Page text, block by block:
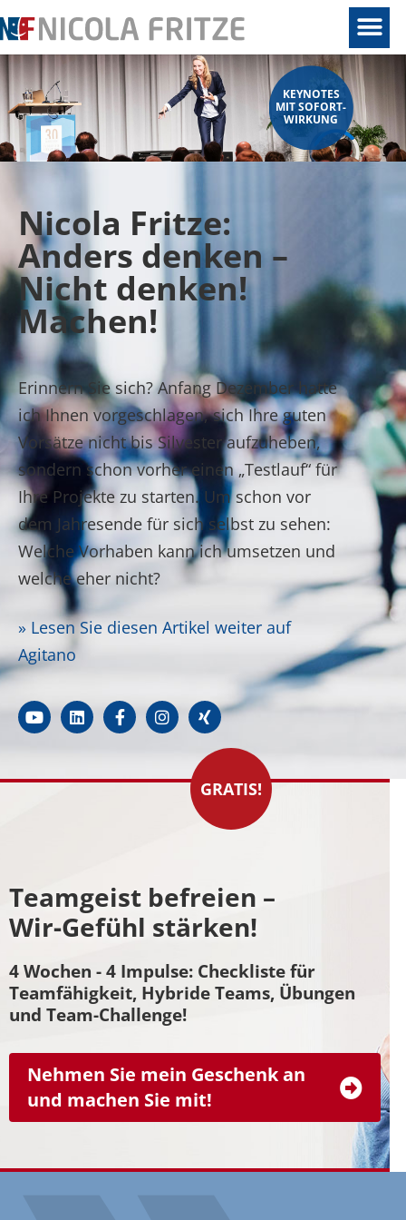
KEYNOTES
MIT SOFORT-
WIRKUNG
Nicola Fritze:
Anders denken –
Nicht denken!
Machen!
Erinnern Sie sich? Anfang Dezember hatte
ich Ihnen vorgeschlagen, sich Ihre guten
Vorsätze nicht bis Silvester aufzuheben,
sondern schon vorher einen „Testlauf“ für
Ihre Projekte zu starten. Um schon vor
dem Jahresende für sich selbst zu sehen:
Welche Vorhaben kann ich umsetzen und
welche eher nicht?
» Lesen Sie diesen Artikel weiter auf
Agitano
Teamgeist befreien –
Wir-Gefühl stärken!
4 Wochen - 4 Impulse: Checkliste für
Teamfähigkeit, Hybride Teams, Übungen
und Team-Challenge!
Nehmen Sie mein Geschenk an
und machen Sie mit!
GRATIS!